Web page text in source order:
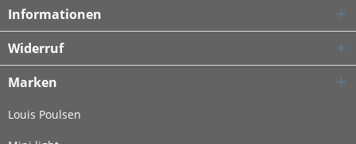
Informationen
Widerruf
Marken
Louis Poulsen